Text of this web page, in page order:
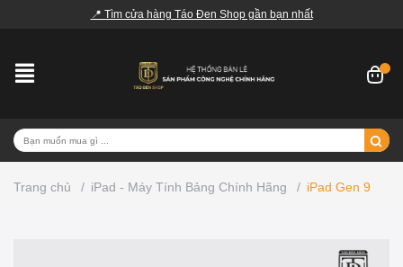
📍 Tìm cửa hàng Táo Đen Shop gần bạn nhất
Trang chủ / iPad - Máy Tính Bảng Chính Hãng / iPad Gen 9